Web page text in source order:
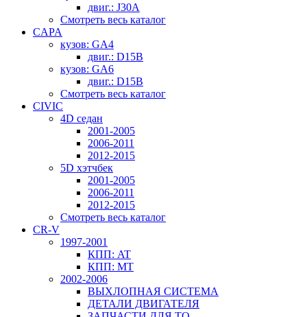
двиг.: J30A
Смотреть весь каталог
CAPA
кузов: GA4
двиг.: D15B
кузов: GA6
двиг.: D15B
Смотреть весь каталог
CIVIC
4D седан
2001-2005
2006-2011
2012-2015
5D хэтчбек
2001-2005
2006-2011
2012-2015
Смотреть весь каталог
CR-V
1997-2001
КПП: AT
КПП: MT
2002-2006
ВЫХЛОПНАЯ СИСТЕМА
ДЕТАЛИ ДВИГАТЕЛЯ